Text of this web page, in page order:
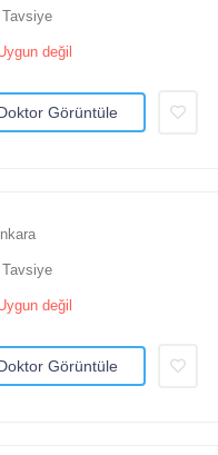
değil
Görüntüle
değil
Görüntüle